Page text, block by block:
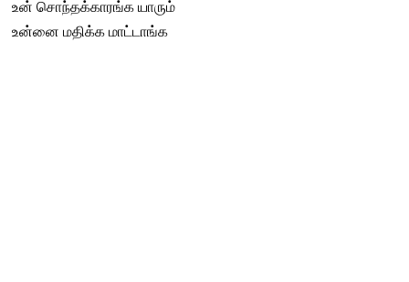
உன் சொந்தக்காரங்க யாரும்
உன்னை மதிக்க மாட்டாங்க